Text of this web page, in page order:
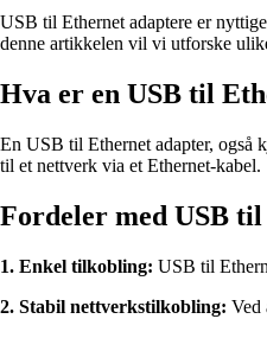
USB til Ethernet adaptere er
denne artikkelen vil vi utforske
Hva er en USB til
En USB til Ethernet adapter, også
til et nettverk via et Ethernet-kabel.
Fordeler med USB
1. Enkel tilkobling: USB til
2. Stabil nettverkstilkobling: Ved